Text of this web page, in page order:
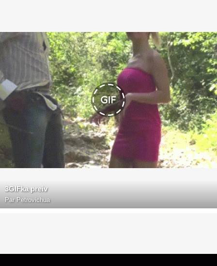
3GIFka preiv
Par Petrovichua